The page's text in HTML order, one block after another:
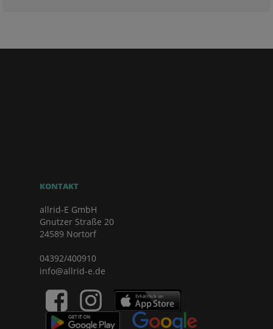
KONTAKT
allrid-E GmbH
Gnutzer Straße 20
24589 Nortorf
04392/400910
info@allrid-e.de